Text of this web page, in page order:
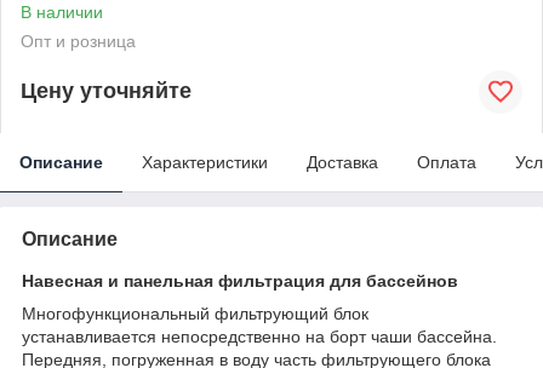
В наличии
Опт и розница
Цену уточняйте
Описание Характеристики Доставка Оплата
Описание
Навесная и панельная фильтрация для бассейнов
Многофункциональный фильтрующий блок
устанавливается непосредственно на борт чаши бассейна.
Передняя, погруженная в воду часть фильтрующего блока